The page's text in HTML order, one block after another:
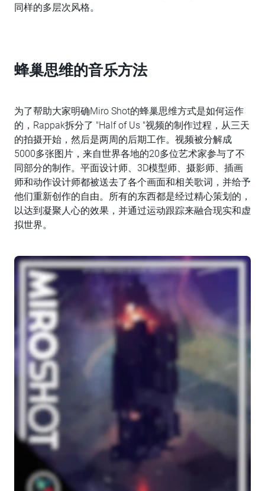
同样的多层次风格。
蜂巢思维的音乐方法
为了帮助大家明确Miro Shot的蜂巢思维方式是如何运作
的，Rappak拆分了 "Half of Us "视频的制作过程，从三天
的拍摄开始，然后是两周的后期工作。视频被分解成
5000多张图片，来自世界各地的20多位艺术家参与了不
同部分的制作。平面设计师、3D模型师、摄影师、插画
师和动作设计师都被送去了各个画面和相关歌词，并给予
他们重新创作的自由。所有的东西都是经过精心策划的，
以达到凝聚人心的效果，并通过运动跟踪来融合现实和虚
拟世界。